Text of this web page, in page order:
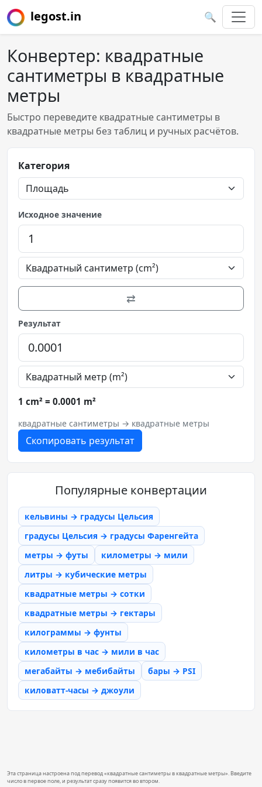
legost.in 🔍
Конвертер: квадратные
сантиметры в квадратные
метры
Быстро переведите квадратные сантиметры в
квадратные метры без таблиц и ручных расчётов.
Категория
Исходное значение
⇄
Результат
1 cm² = 0.0001 m²
квадратные сантиметры → квадратные метры
Скопировать результат
Популярные конвертации
кельвины → градусы Цельсия
градусы Цельсия → градусы Фаренгейта
метры → футы
километры → мили
литры → кубические метры
квадратные метры → сотки
квадратные метры → гектары
килограммы → фунты
километры в час → мили в час
мегабайты → мебибайты
бары → PSI
киловатт-часы → джоули
Эта страница настроена под перевод «квадратные сантиметры в квадратные метры». Введите
число в первое поле, и результат сразу появится во втором.